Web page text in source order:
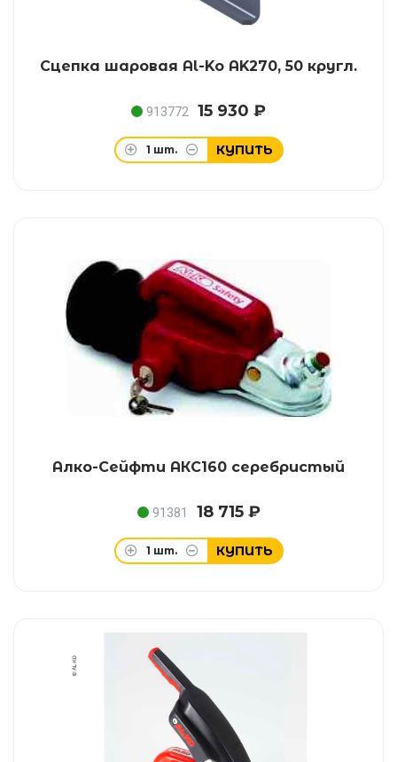
Сцепка шаровая Al-Ko AK270, 50 кругл.
913772 15 930 ₽
1 шт. КУПИТЬ
Алко-Сейфти АКС160 серебристый
91381 18 715 ₽
1 шт. КУПИТЬ